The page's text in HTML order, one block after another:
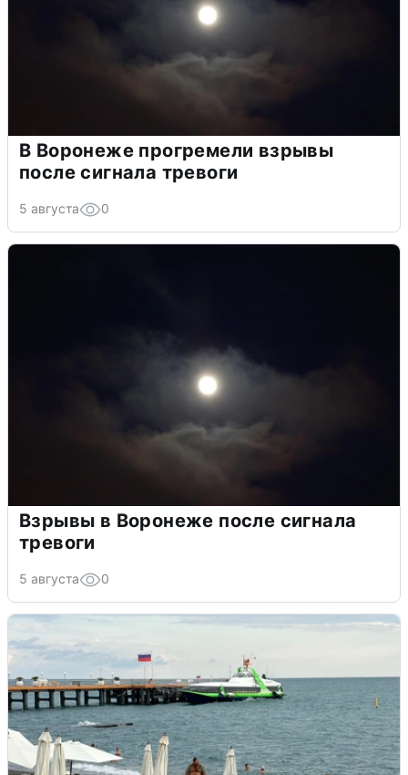
В Воронеже прогремели взрывы
после сигнала тревоги
5 августа 0
Взрывы в Воронеже после сигнала
тревоги
5 августа 0